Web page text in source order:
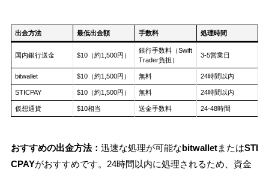
出金方法 最低出金額 手数料 処理時間
国内銀行送金 $10（約1,500円）
銀行手数料（Swift
Trader負担）
3-5営業日
bitwallet $10（約1,500円） 無料 24時間以内
STICPAY $10（約1,500円） 無料 24時間以内
仮想通貨 $10相当 送金手数料 24-48時間
おすすめの出金方法： 迅速な処理が可能なbitwalletまたはSTI
CPAYがおすすめです。24時間以内に処理されるため、資金